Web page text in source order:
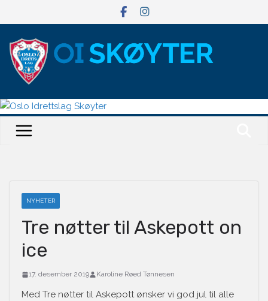
NYHETER
Tre nøtter til Askepott on
ice
17. desember 2019 Karoline Røed Tønnesen
Med Tre nøtter til Askepott ønsker vi god jul til alle